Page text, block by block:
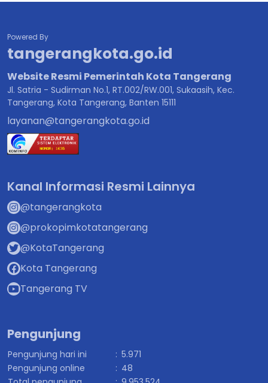
Powered By
tangerangkota.go.id
Website Resmi Pemerintah Kota Tangerang
Jl. Satria - Sudirman No.1, RT.002/RW.001, Sukaasih, Kec.
Tangerang, Kota Tangerang, Banten 15111
layanan@tangerangkota.go.id
Kanal Informasi Resmi Lainnya
@tangerangkota
@prokopimkotatangerang
@KotaTangerang
Kota Tangerang
Tangerang TV
Pengunjung
Pengunjung hari ini : 5.971
Pengunjung online
: 48